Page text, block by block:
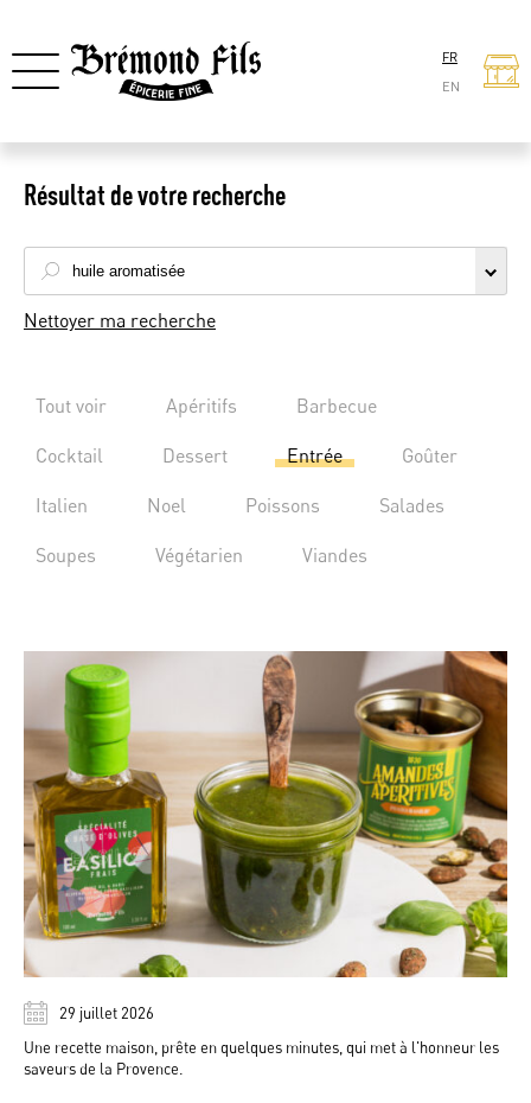
FR
EN
Résultat de votre recherche
Nettoyer ma recherche
Tout voir Apéritifs Barbecue
Cocktail Dessert Entrée Goûter
Italien Noel Poissons Salades
Soupes Végétarien Viandes
29 juillet 2026
Une recette maison, prête en quelques minutes, qui met à l'honneur les
saveurs de la Provence.